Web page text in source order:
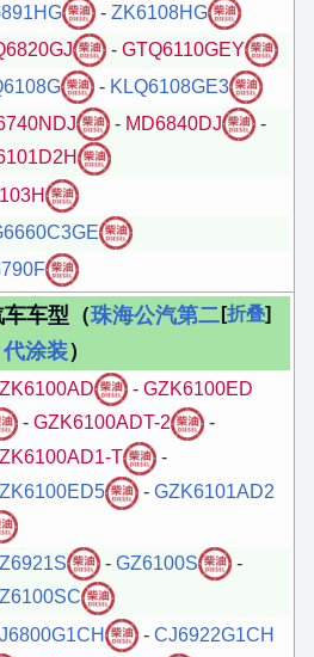
- ZK6108HG
- GTQ6110GEY
- KLQ6108GE3
- MD6840DJ
-
折叠
车型（珠海公汽第二
代涂装）
- GZK6100ED
- GZK6100ADT-2
-
T
-
- GZK6101AD2
- GZ6100S
-
- CJ6922G1CH